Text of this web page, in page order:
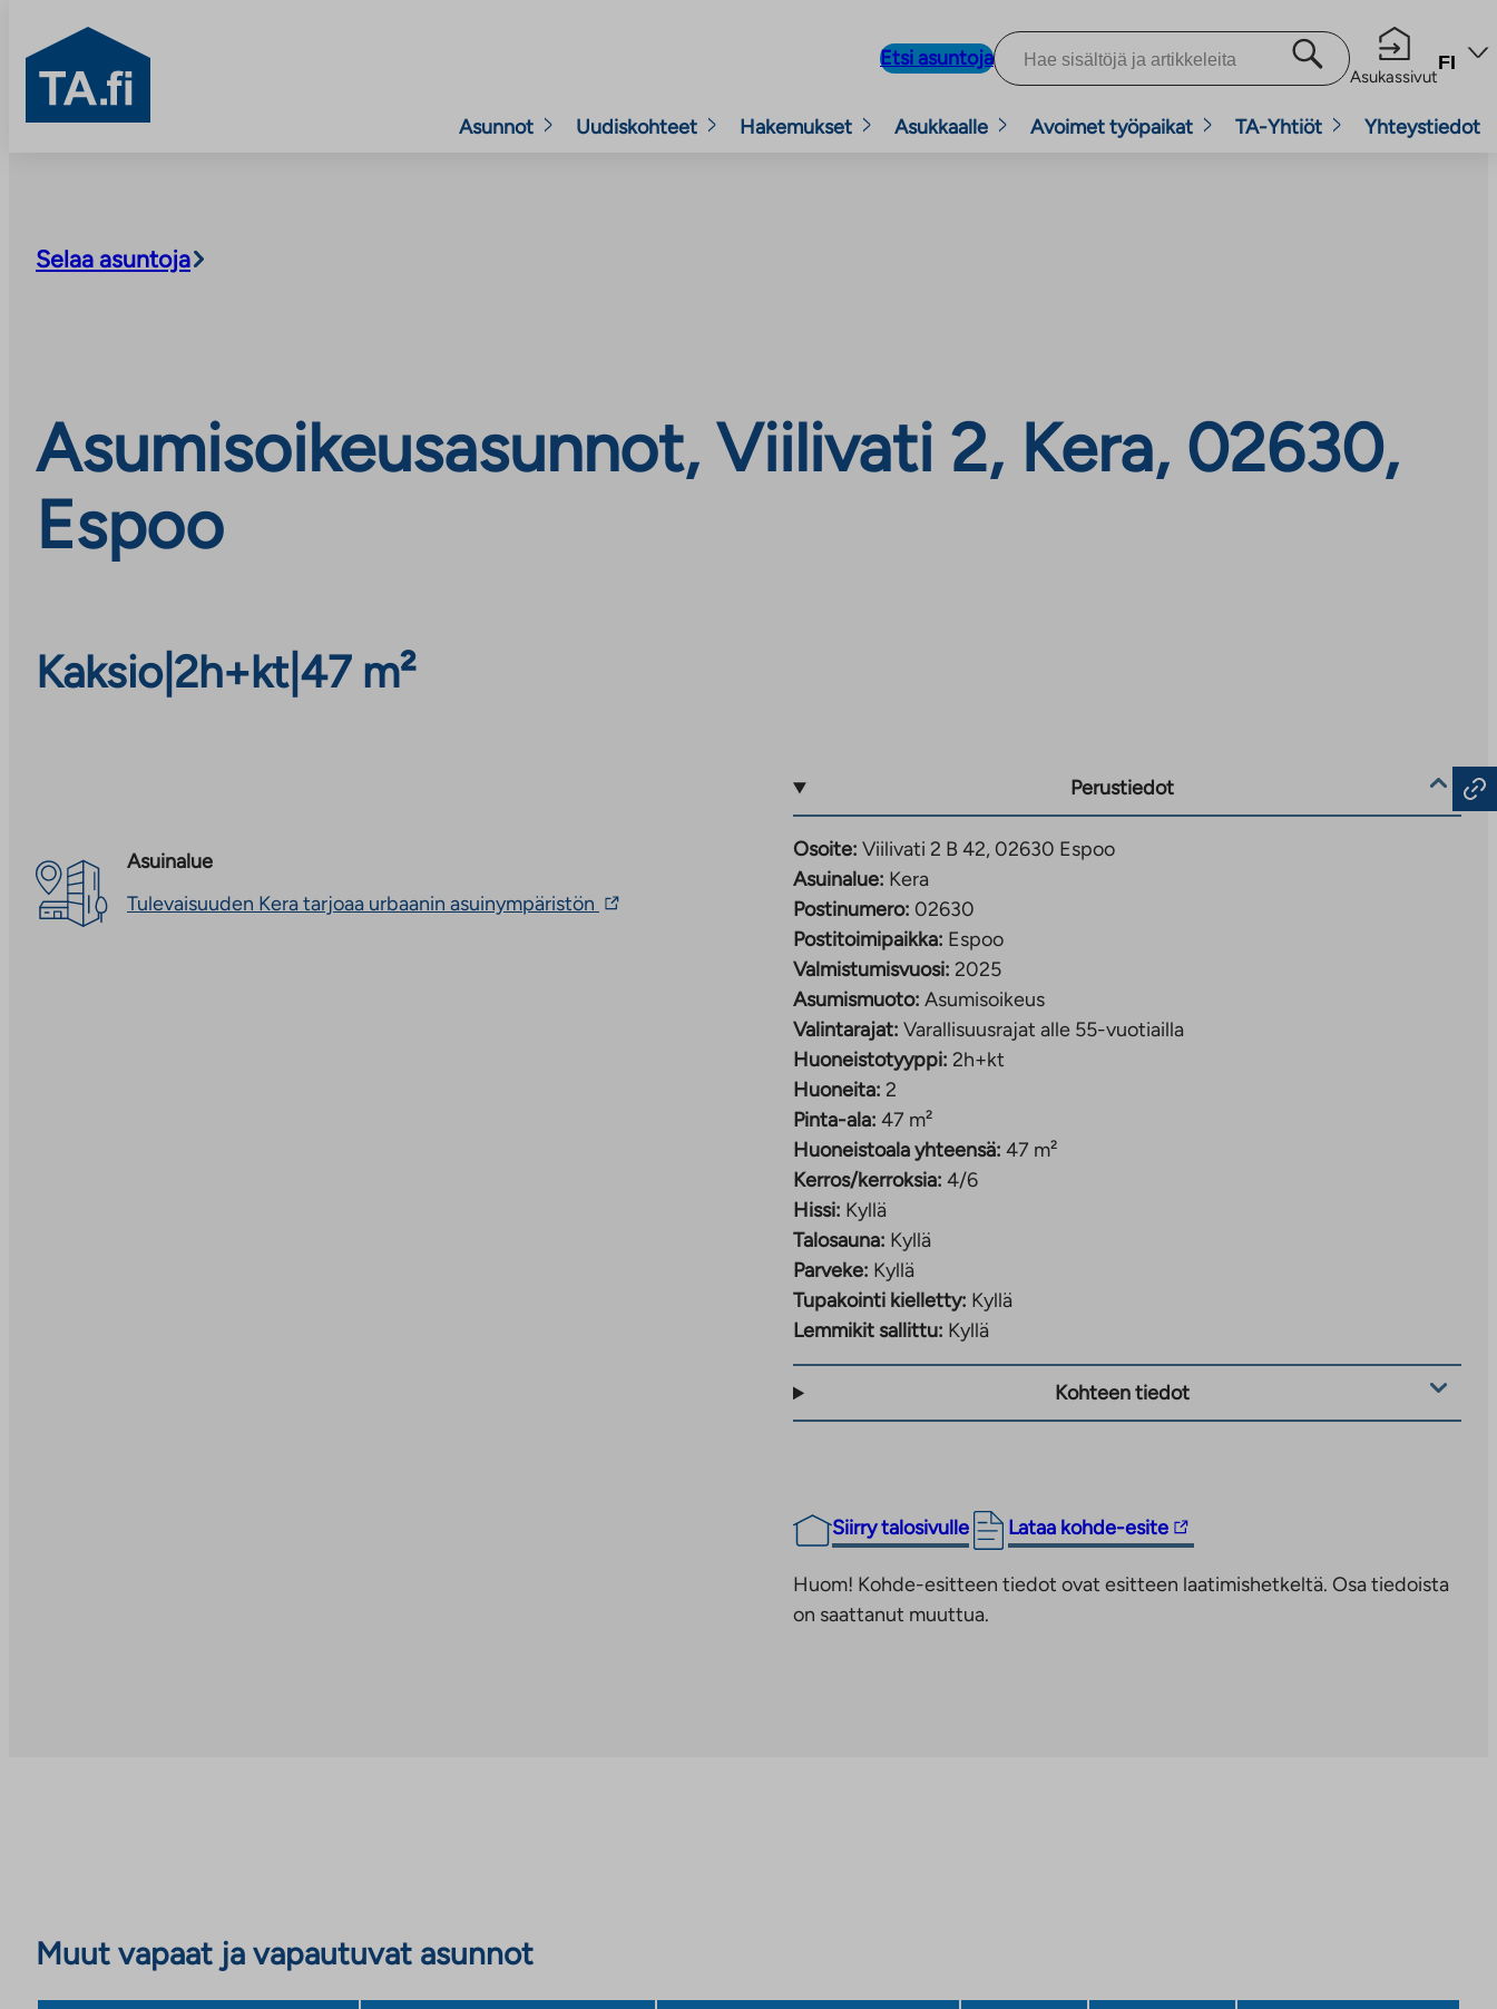
TA.fi
Etsi asuntoja
Asukassivut
FI
Asunnot Uudiskohteet Hakemukset Asukkaalle Avoimet työpaikat TA-Yhtiöt Yhteystiedot
Selaa asuntoja
Asumisoikeusasunnot, Viilivati 2, Kera, 02630,
Espoo
Kaksio| 2h+kt| 47 m²
Asuinalue
Tulevaisuuden Kera tarjoaa urbaanin asuinympäristön Linkki
Perustiedot
Osoite: Viilivati 2 B 42, 02630 Espoo
Asuinalue: Kera
Postinumero: 02630
Postitoimipaikka: Espoo
Valmistumisvuosi: 2025
Asumismuoto: Asumisoikeus
Valintarajat: Varallisuusrajat alle 55-vuotiailla
Huoneistotyyppi: 2h+kt
Huoneita: 2
Pinta-ala: 47 m²
Huoneistoala yhteensä: 47 m²
Kerros/kerroksia: 4/6
Hissi: Kyllä
Talosauna: Kyllä
Parveke: Kyllä
Tupakointi kielletty: Kyllä
Lemmikit sallittu: Kyllä
Kohteen tiedot
Siirry talosivulle Lataa kohde-esite
Linkki
ulkopuoliseen
Huom! Kohde-esitteen tiedot ovat esitteen laatimishetkeltä. Osa tiedoista
on saattanut muuttua.
Muut vapaat ja vapautuvat asunnot